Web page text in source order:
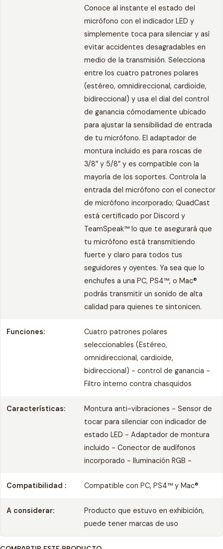
Conoce al instante el estado del
micrófono con el indicador LED y
simplemente toca para silenciar y así
evitar accidentes desagradables en
medio de la transmisión. Selecciona
entre los cuatro patrones polares
(estéreo, omnidireccional, cardioide,
bidireccional) y usa el dial del control
de ganancia cómodamente ubicado
para ajustar la sensibilidad de entrada
de tu micrófono. El adaptador de
montura incluido es para roscas de
3/8” y 5/8” y es compatible con la
mayoría de los soportes. Controla la
entrada del micrófono con el conector
de micrófono incorporado; QuadCast
está certificado por Discord y
TeamSpeak™ lo que te asegurará que
tu micrófono está transmitiendo
fuerte y claro para todos tus
seguidores y oyentes. Ya sea que lo
enchufes a una PC, PS4™, o Mac®
podrás transmitir un sonido de alta
calidad para quienes te sintonicen.
Funciones:
Cuatro patrones polares
seleccionables (Estéreo,
omnidireccional, cardioide,
bidireccional) - control de ganancia -
Filtro interno contra chasquidos
Características:
Montura anti-vibraciones - Sensor de
tocar para silenciar con indicador de
estado LED - Adaptador de montura
incluido - Conector de audífonos
incorporado - Iluminación RGB -
Compatibilidad : Compatible con PC, PS4™ y Mac®
A considerar:
Producto que estuvo en exhibición,
puede tener marcas de uso